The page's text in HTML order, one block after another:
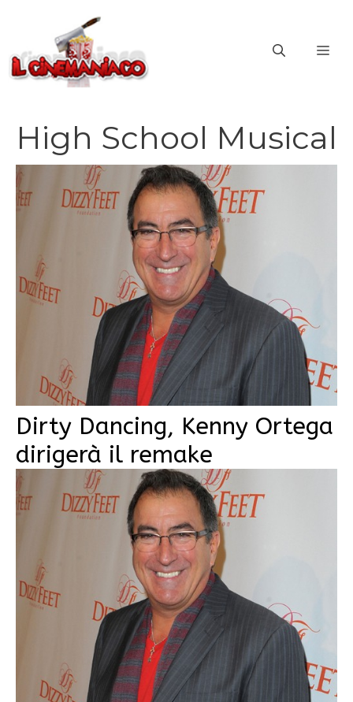
contenuto
High School Musical
Dirty Dancing, Kenny Ortega
dirigerà il remake